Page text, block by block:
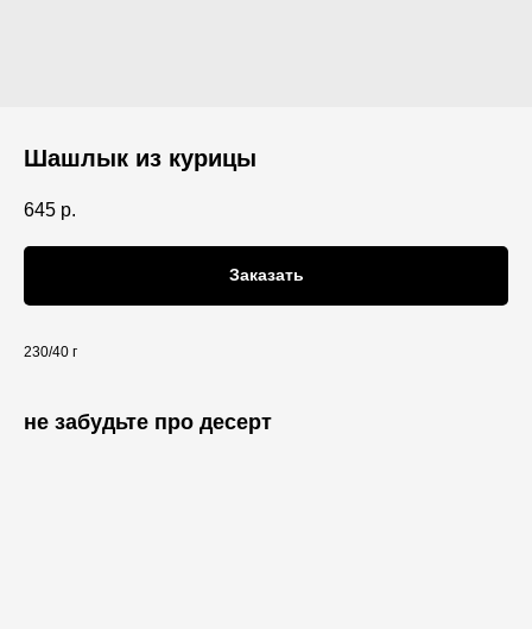
Шашлык из курицы
645 р.
Заказать
230/40 г
не забудьте про десерт